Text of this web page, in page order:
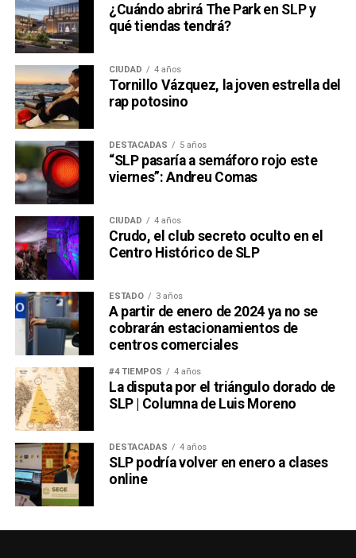
¿Cuándo abrirá The Park en SLP y
qué tiendas tendrá?
CIUDAD 4 años
Tornillo Vázquez, la joven estrella del
rap potosino
DESTACADAS 5 años
“SLP pasaría a semáforo rojo este
viernes”: Andreu Comas
CIUDAD 4 años
Crudo, el club secreto oculto en el
Centro Histórico de SLP
ESTADO 3 años
A partir de enero de 2024 ya no se
cobrarán estacionamientos de
centros comerciales
#4 TIEMPOS 4 años
La disputa por el triángulo dorado de
SLP | Columna de Luis Moreno
DESTACADAS 4 años
SLP podría volver en enero a clases
online